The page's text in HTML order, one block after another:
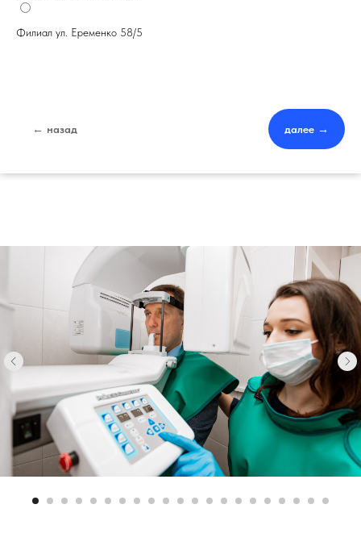
Филиал ул. Еременко 58/5
← назад далее →